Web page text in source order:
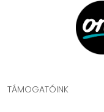
TÁMOGATÓINK